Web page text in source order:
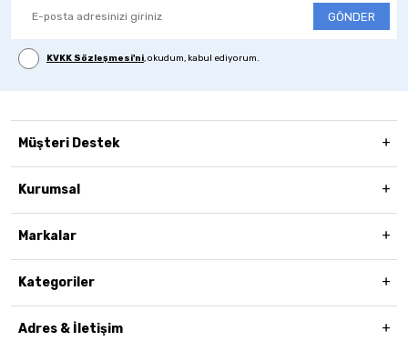
GÖNDER
KVKK Sözleşmesi'ni, okudum, kabul ediyorum.
Müşteri Destek
Kurumsal
Markalar
Kategoriler
Adres & İletişim